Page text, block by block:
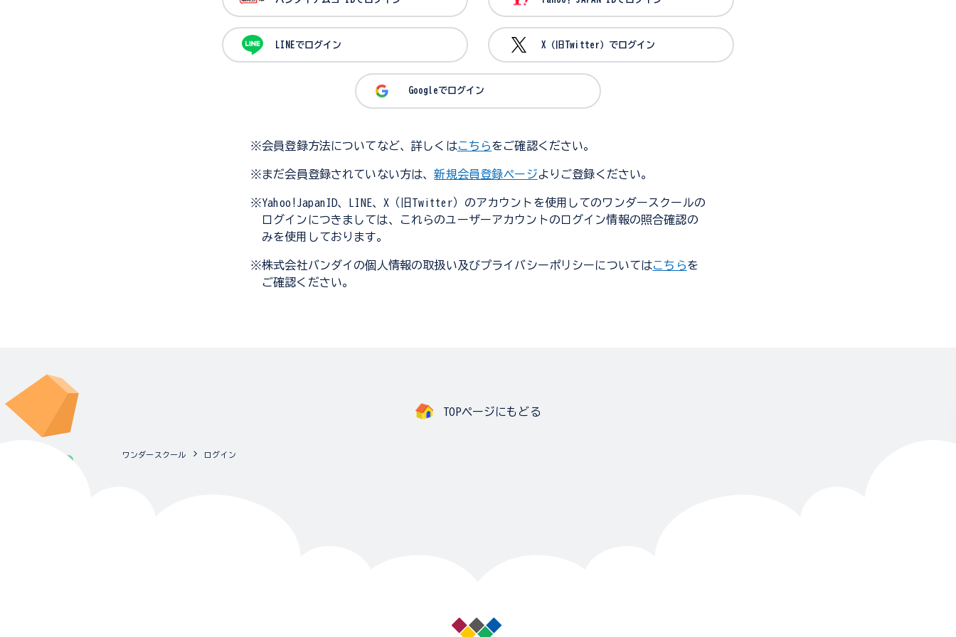
LINEでログイン X（旧Twitter）でログイン
Googleでログイン
※会員登録方法についてなど、詳しくはこちらをご確認ください。
※まだ会員登録されていない方は、新規会員登録ページよりご登録ください。
※Yahoo!JapanID、LINE、X（旧Twitter）のアカウントを使用してのワンダースクールの
ログインにつきましては、これらのユーザーアカウントのログイン情報の照合確認の
みを使用しております。
※株式会社バンダイの個人情報の取扱い及びプライバシーポリシーについてはこちらを
ご確認ください。
TOPページにもどる
ワンダースクール ログイン